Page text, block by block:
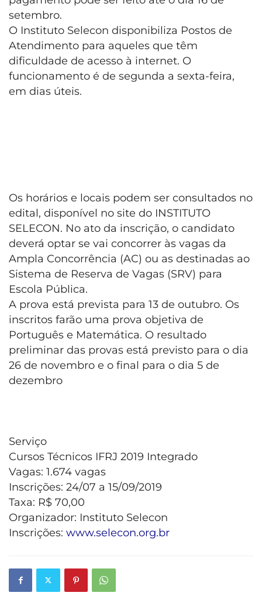
setembro.
O Instituto Selecon disponibiliza Postos de
Atendimento para aqueles que têm
dificuldade de acesso à internet. O
funcionamento é de segunda a sexta-feira,
em dias úteis.
Os horários e locais podem ser consultados no
edital, disponível no site do INSTITUTO
SELECON. No ato da inscrição, o candidato
deverá optar se vai concorrer às vagas da
Ampla Concorrência (AC) ou as destinadas ao
Sistema de Reserva de Vagas (SRV) para
Escola Pública.
A prova está prevista para 13 de outubro. Os
inscritos farão uma prova objetiva de
Português e Matemática. O resultado
preliminar das provas está previsto para o dia
26 de novembro e o final para o dia 5 de
dezembro
Serviço
Cursos Técnicos IFRJ 2019 Integrado
Vagas: 1.674 vagas
Inscrições: 24/07 a 15/09/2019
Taxa: R$ 70,00
Organizador: Instituto Selecon
Inscrições: www.selecon.org.br